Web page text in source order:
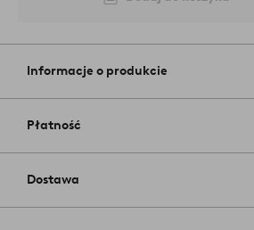
Informacje o produkcie
Płatność
Dostawa